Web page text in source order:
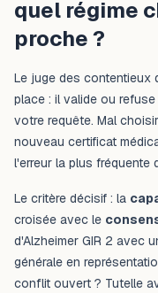
quel régime
proche ?
Le juge des contentieux
place : il valide ou
votre requête. Mal
nouveau certificat
l'erreur la plus
Le critère décisif : la
croisée avec le
d'Alzheimer GIR 2 avec
générale en
conflit ouvert ? Tutelle